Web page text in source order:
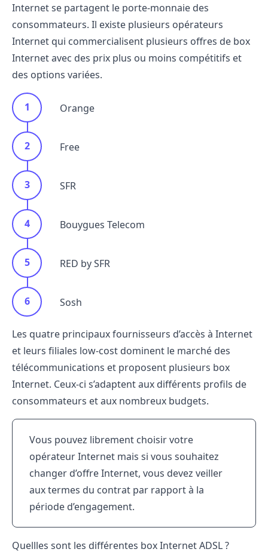
Internetse partagent le porte-monnaie des
consommateurs. Il existe plusieurs opérateurs
Internet qui commercialisent plusieurs offres de box
Internet avec des prix plus ou moins compétitifs et
des options variées.
Orange
Free
SFR
Bouygues Telecom
RED by SFR
Sosh
Les quatre principaux fournisseurs d’accès à Internet
et leurs filiales low-cost dominent le marché des
télécommunications et proposent plusieurs box
Internet. Ceux-ci s’adaptent aux différents profils de
consommateurs et aux nombreux budgets.
Vous pouvez librement choisir votre
opérateur Internet mais si vous souhaitez
changer d’offre Internet, vous devez veiller
aux termes du contrat par rapport à la
période d’engagement.
Quellles sont les différentes box Internet ADSL ?